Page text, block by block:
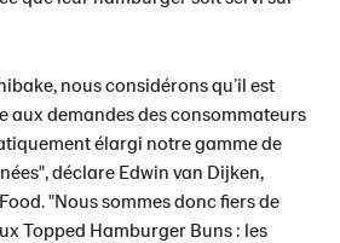
nous considérons qu’il est
aux demandes des consommateurs
élargi notre gamme de
déclare Edwin van Dijken,
"Nous sommes donc fiers de
Topped Hamburger Buns : les